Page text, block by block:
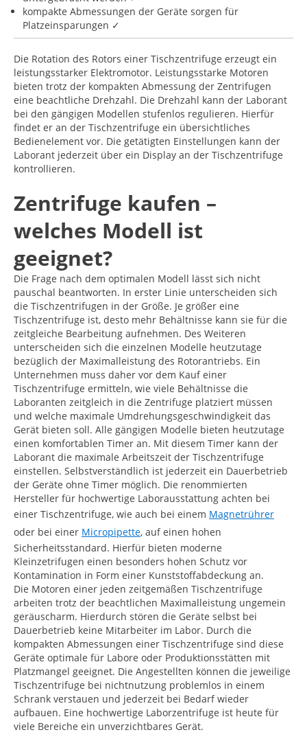
kompakte Abmessungen der Geräte sorgen für
Platzeinsparungen ✓
Die Rotation des Rotors einer Tischzentrifuge erzeugt ein
leistungsstarker Elektromotor. Leistungsstarke Motoren
bieten trotz der kompakten Abmessung der Zentrifugen
eine beachtliche Drehzahl. Die Drehzahl kann der Laborant
bei den gängigen Modellen stufenlos regulieren. Hierfür
findet er an der Tischzentrifuge ein übersichtliches
Bedienelement vor. Die getätigten Einstellungen kann der
Laborant jederzeit über ein Display an der Tischzentrifuge
kontrollieren.
Zentrifuge kaufen –
welches Modell ist
geeignet?
Die Frage nach dem optimalen Modell lässt sich nicht
pauschal beantworten. In erster Linie unterscheiden sich
die Tischzentrifugen in der Größe. Je größer eine
Tischzentrifuge ist, desto mehr Behältnisse kann sie für die
zeitgleiche Bearbeitung aufnehmen. Des Weiteren
unterscheiden sich die einzelnen Modelle heutzutage
bezüglich der Maximalleistung des Rotorantriebs. Ein
Unternehmen muss daher vor dem Kauf einer
Tischzentrifuge ermitteln, wie viele Behältnisse die
Laboranten zeitgleich in die Zentrifuge platziert müssen
und welche maximale Umdrehungsgeschwindigkeit das
Gerät bieten soll. Alle gängigen Modelle bieten heutzutage
einen komfortablen Timer an. Mit diesem Timer kann der
Laborant die maximale Arbeitszeit der Tischzentrifuge
einstellen. Selbstverständlich ist jederzeit ein Dauerbetrieb
der Geräte ohne Timer möglich. Die renommierten
Hersteller für hochwertige Laborausstattung achten bei
einer Tischzentrifuge, wie auch bei einem Magnetrührer
oder bei einer Micropipette, auf einen hohen
Sicherheitsstandard. Hierfür bieten moderne
Kleinzetrifugen einen besonders hohen Schutz vor
Kontamination in Form einer Kunststoffabdeckung an.
Die Motoren einer jeden zeitgemäßen Tischzentrifuge
arbeiten trotz der beachtlichen Maximalleistung ungemein
geräuscharm. Hierdurch stören die Geräte selbst bei
Dauerbetrieb keine Mitarbeiter im Labor. Durch die
kompakten Abmessungen einer Tischzentrifuge sind diese
Geräte optimale für Labore oder Produktionsstätten mit
Platzmangel geeignet. Die Angestellten können die jeweilige
Tischzentrifuge bei nichtnutzung problemlos in einem
Schrank verstauen und jederzeit bei Bedarf wieder
aufbauen. Eine hochwertige Laborzentrifuge ist heute für
viele Bereiche ein unverzichtbares Gerät.